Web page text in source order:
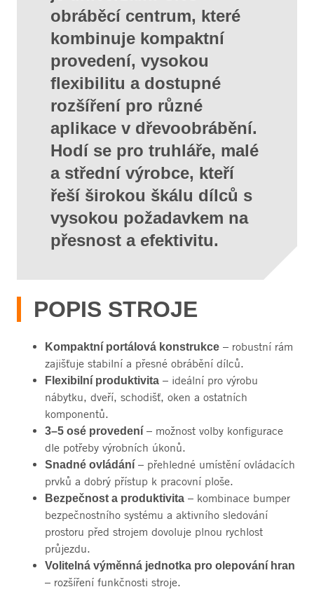
obráběcí centrum, které
kombinuje kompaktní
provedení, vysokou
flexibilitu a dostupné
rozšíření pro různé
aplikace v dřevoobrábění.
Hodí se pro truhláře, malé
a střední výrobce, kteří
řeší širokou škálu dílců s
vysokou požadavkem na
přesnost a efektivitu.
POPIS STROJE
Kompaktní portálová konstrukce – robustní rám
zajišťuje stabilní a přesné obrábění dílců.
Flexibilní produktivita – ideální pro výrobu
nábytku, dveří, schodišť, oken a ostatních
komponentů.
3–5 osé provedení– možnost volby konfigurace
dle potřeby výrobních úkonů.
Snadné ovládání– přehledné umístění ovládacích
prvků a dobrý přístup k pracovní ploše.
Bezpečnost a produktivita – kombinace bumper
bezpečnostního systému a aktivního sledování
prostoru před strojem dovoluje plnou rychlost
průjezdu.
Volitelná výměnná jednotka pro olepování hran
– rozšíření funkčnosti stroje.